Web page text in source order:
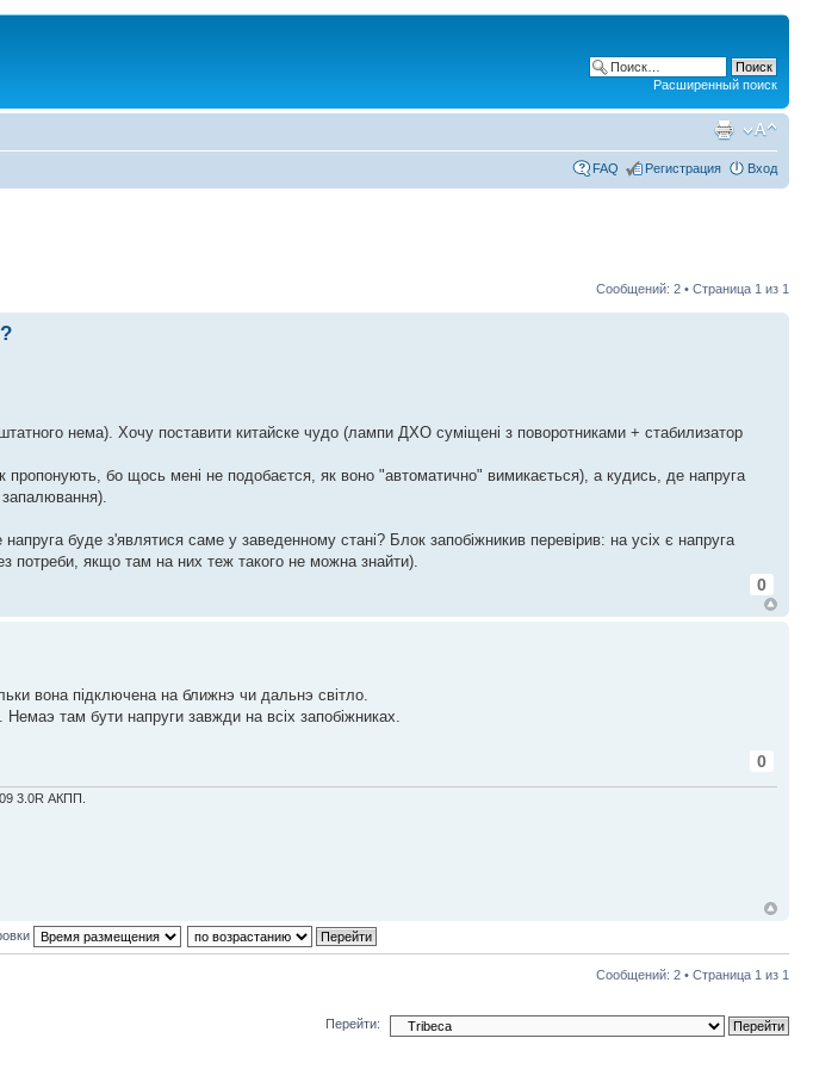
Расширенный поиск
FAQ Регистрация Вход
Сообщений: 2 • Страница 1 из 1
нема). Хочу поставити китайске чудо (лампи ДХО суміщені з поворотниками + стабилизатор
бо щось мені не подобаєтся, як воно "автоматично" вимикається), а кудись, де напруга
буде з'являтися саме у заведенному стані? Блок запобіжникив перевірив: на усіх є напруга
потреби, якщо там на них теж такого не можна знайти).
0
вона пiдключена на ближнэ чи дальнэ свiтло.
там бути напруги завжди на всiх запобiжниках.
0
3.0R АКПП.
Сообщений: 2 • Страница 1 из 1
Перейти: